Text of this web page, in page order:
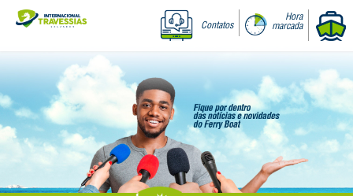
Contatos
Hora
marcada